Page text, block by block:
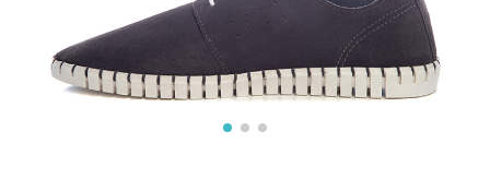
Да, все верно Изменить город